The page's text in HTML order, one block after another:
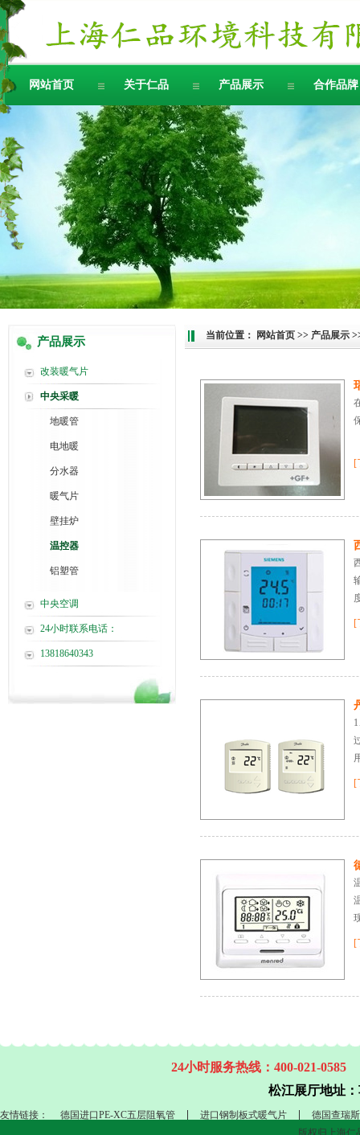
网站首页 关于仁品 产品展示 合作品牌
产品展示
改装暖气片
中央采暖
地暖管
电地暖
分水器
暖气片
壁挂炉
温控器
铝塑管
中央空调
24小时联系电话：
13818640343
当前位置： 网站首页 >> 产品展示
[
[
[
[
24小时服务热线：400-021-0585
松江展厅地址：
友情链接： 德国进口PE-XC五层阻氧管 进口钢制板式暖气片
德国查瑞斯
版权归上海